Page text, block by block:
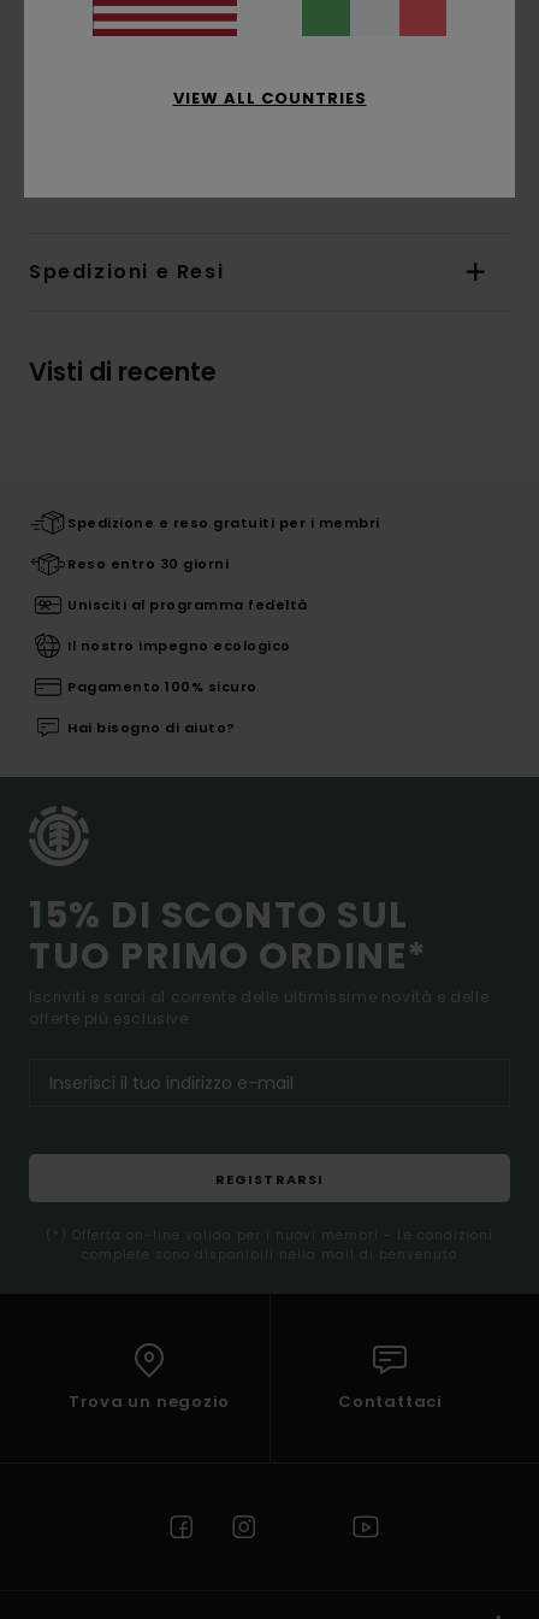
maniche e schiena
Spedizioni e Resi
Visti di recente
Spedizione e reso gratuiti per i membri
Reso entro 30 giorni
Unisciti al programma fedeltà
Il nostro impegno ecologico
Pagamento 100% sicuro
Hai bisogno di aiuto?
15% DI SCONTO SUL
TUO PRIMO ORDINE*
Iscriviti e sarai al corrente delle ultimissime novità e delle
offerte più esclusive.
REGISTRARSI
(*) Offerta on-line valida per i nuovi membri - Le condizioni
complete sono disponibili nella mail di benvenuto
Trova un negozio Contattaci
VIEW ALL COUNTRIES